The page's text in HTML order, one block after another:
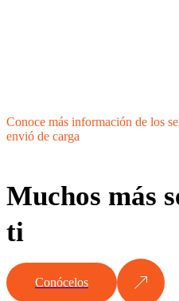
Conoce más información de los
envió de carga
Muchos más
ti
Conócelos